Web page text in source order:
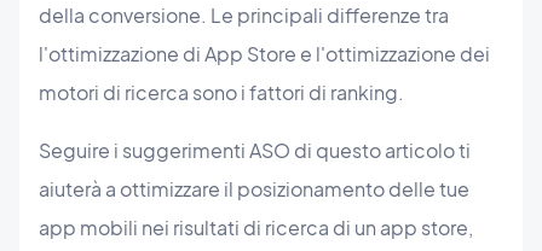
della conversione. Le principali differenze tra
l'ottimizzazione di App Store e l'ottimizzazione dei
motori di ricerca sono i fattori di ranking.
Seguire i suggerimenti ASO di questo articolo ti
aiuterà a ottimizzare il posizionamento delle tue
app mobili nei risultati di ricerca di un app store,